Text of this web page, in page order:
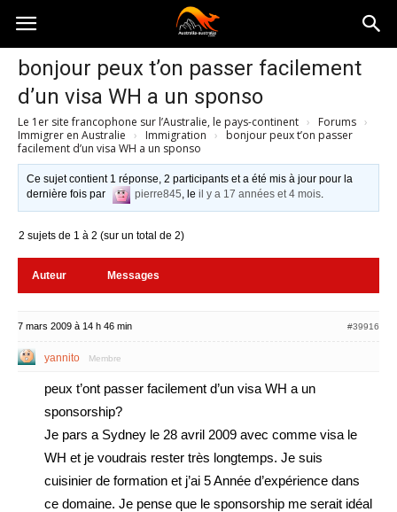
Australia-
australie.com
bonjour peux t’on passer facilement
d’un visa WH a un sponso
Le 1er site francophone sur l’Australie, le pays-continent › Forums ›
Immigrer en Australie › Immigration ›
bonjour peux t’on passer
facilement d’un visa WH a un sponso
Ce sujet contient 1 réponse, 2 participants et a été mis à jour pour la
dernière fois par
pierre845, leil y a 17 années et 4 mois.
2 sujets de 1 à 2 (sur un total de 2)
Auteur Messages
7 mars 2009 à 14 h 46 min #39916
yannito Membre
peux t’ont passer facilement d’un visa WH a un
sponsorship?
Je pars a Sydney le 28 avril 2009 avec comme visa le
WH et je voudrais rester très longtemps. Je suis
cuisinier de formation et j’ai 5 Année d’expérience dans
ce domaine. Je pense que le sponsorship me serait idéal